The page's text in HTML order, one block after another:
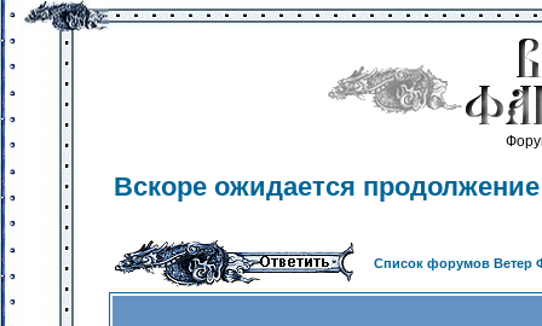
Вскоре ожидается
Список форумов Ветер